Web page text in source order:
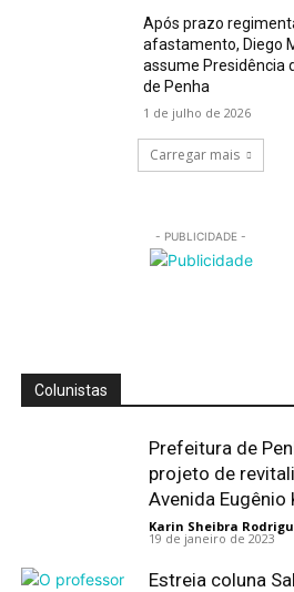
Após prazo
afastamento, Diego
assume Presidência
de Penha
1 de julho de 2026
Carregar mais
- PUBLICIDADE -
Colunistas
Prefeitura de
projeto de
Avenida Eugênio
Karin Sheibra
19 de janeiro de 2023
Estreia coluna